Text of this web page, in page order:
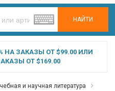
НАЙТИ
ЗАКАЗЫ ОТ $99.00 ИЛИ
ОТ $169.00
и научная литература